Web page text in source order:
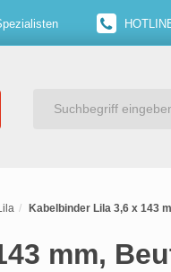
Kabelbinder Lila 3,6 x 143
mm,